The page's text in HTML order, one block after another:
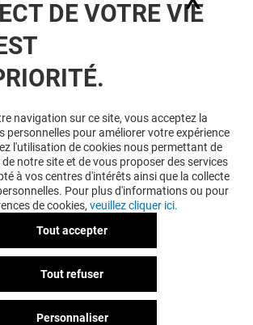
DE VOTRE VIE
navigation sur ce site, vous acceptez la
personnelles pour améliorer votre expérience
l'utilisation de cookies nous permettant de
notre site et de vous proposer des services
à vos centres d'intérêts ainsi que la collecte
Pour plus d'informations ou pour
de cookies, veuillez cliquer ici.
Tout accepter
Tout refuser
Personnaliser